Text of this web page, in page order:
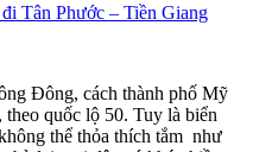
Tân Phước – Tiền Giang
Đông, cách thành phố Mỹ
quốc lộ 50. Tuy là biển
thể thỏa thích tắm như